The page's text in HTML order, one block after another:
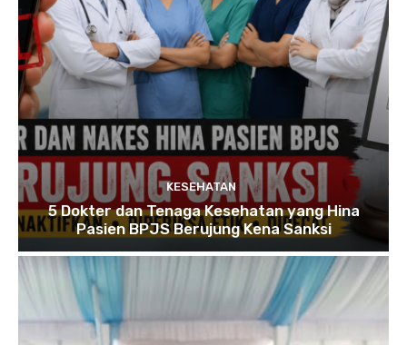
KESEHATAN
5 Dokter dan Tenaga Kesehatan yang Hina
Pasien BPJS Berujung Kena Sanksi